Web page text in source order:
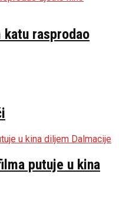
katu rasprodao
putuje u kina